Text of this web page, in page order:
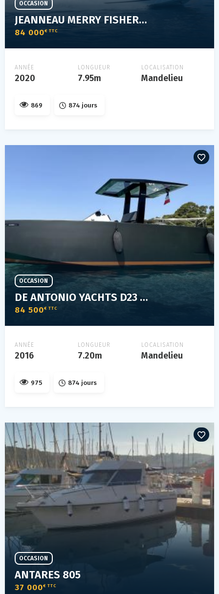
JEANNEAU MERRY FISHER 795
84 000€ TTC
OCCASION
ANNÉE
2020
LONGUEUR
7.95m
LOCALISATION
Mandelieu
869 874 jours
DE ANTONIO YACHTS D23 OPEN
84 500€ TTC
OCCASION
ANNÉE
2016
LONGUEUR
7.20m
LOCALISATION
Mandelieu
975 874 jours
ANTARES 805
37 000€ TTC
OCCASION